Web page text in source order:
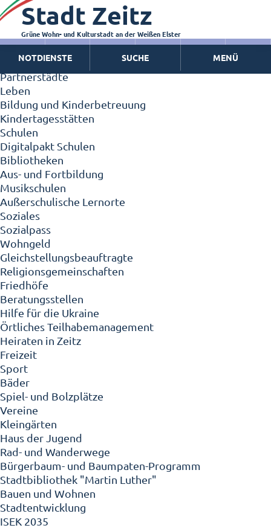
Zeitz - Die Kleinstadt
Willkommen in Zeitz!
Interview mit Oberbürgermeister Christian Thieme
Zeitz - Stadt der Zukunft
Ortschaften
Partnerstädte
Leben
Bildung und Kinderbetreuung
Kindertagesstätten
Schulen
Digitalpakt Schulen
Bibliotheken
Aus- und Fortbildung
Musikschulen
Außerschulische Lernorte
Soziales
Sozialpass
Wohngeld
Gleichstellungsbeauftragte
Religionsgemeinschaften
Friedhöfe
Beratungsstellen
Hilfe für die Ukraine
Örtliches Teilhabemanagement
Heiraten in Zeitz
Freizeit
Sport
Bäder
Spiel- und Bolzplätze
Vereine
Kleingärten
Haus der Jugend
Rad- und Wanderwege
Bürgerbaum- und Baumpaten-Programm
Stadtbibliothek "Martin Luther"
Bauen und Wohnen
Stadtentwicklung
ISEK 2035
Stadt Zeitz
Grüne Wohn- und Kulturstadt an der Weißen Elster
NOTDIENSTE SUCHE MENÜ